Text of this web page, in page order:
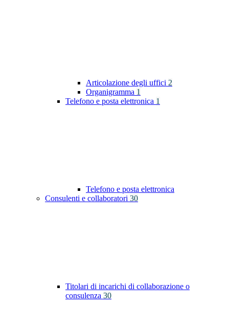
Articolazione degli uffici 2
Organigramma 1
Telefono e posta elettronica 1
Telefono e posta elettronica
Consulenti e collaboratori 30
Titolari di incarichi di collaborazione o
consulenza 30